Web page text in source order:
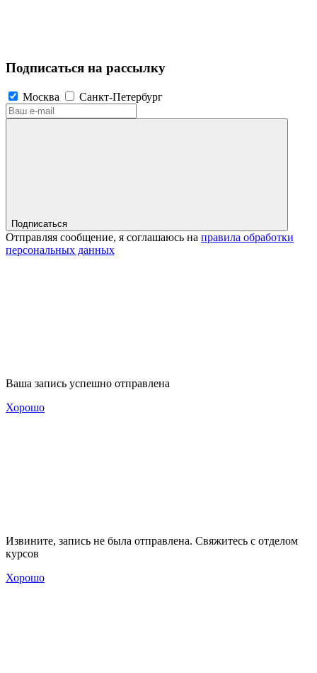
Подписаться на рассылку
Москва Санкт-Петербург
Подписаться
Отправляя сообщение, я соглашаюсь на правила обработки
персональных данных
Ваша запись успешно отправлена
Хорошо
Извините, запись не была отправлена. Свяжитесь с отделом
курсов
Хорошо